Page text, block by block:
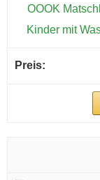
OOOK
Kinder mit